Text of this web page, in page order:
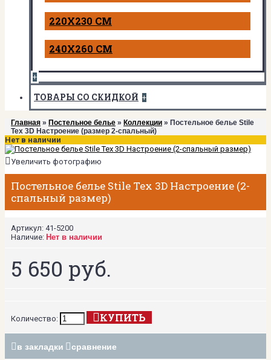
220Х230 СМ
240Х260 СМ
+
ТОВАРЫ СО СКИДКОЙ +
Главная » Постельное белье » Коллекции » Постельное белье Stile
Tex 3D Настроение (размер 2-спальный)
Нет в наличии
Увеличить фотографию
Постельное белье Stile Tex 3D Настроение (2-
спальный размер)
Артикул: 41-5200
Наличие: Нет в наличии
5 650 руб.
Количество: КУПИТЬ
в закладки сравнение